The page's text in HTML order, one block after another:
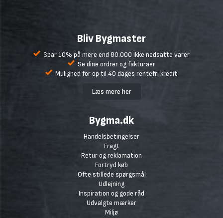
Bliv Bygmaster
Spar 10% på mere end 80.000 ikke nedsatte varer
Se dine ordrer og fakturaer
Mulighed for op til 40 dages rentefri kredit
Læs mere her
Bygma.dk
Handelsbetingelser
Fragt
Retur og reklamation
Fortryd køb
Ofte stillede spørgsmål
Udlejning
Inspiration og gode råd
Udvalgte mærker
Miljø